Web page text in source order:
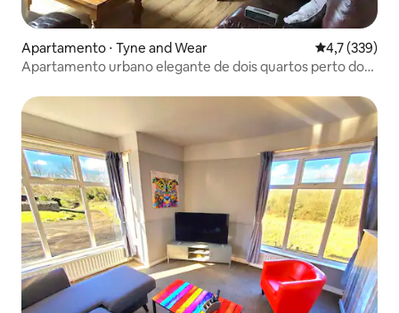
Apartamento ⋅ Tyne and Wear 4,7 de uma
4,7 (339)
Apartamento urbano elegante de dois quartos perto do